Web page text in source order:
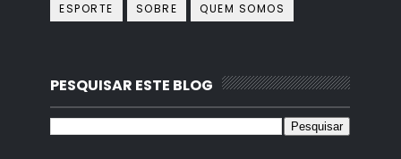
ESPORTE
SOBRE QUEM SOMOS
PESQUISAR ESTE BLOG